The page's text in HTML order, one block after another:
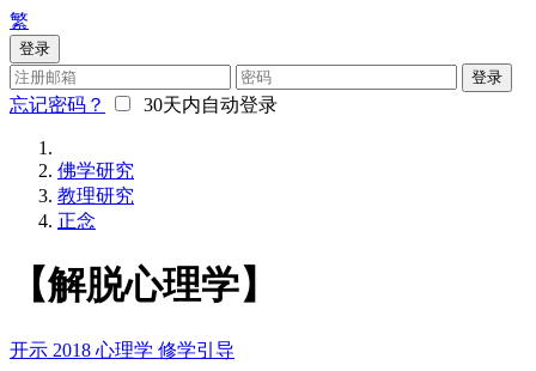
繁
登录
登录
忘记密码？ 30天内自动登录
佛学研究
教理研究
正念
【解脱心理学】
开示 2018 心理学 修学引导